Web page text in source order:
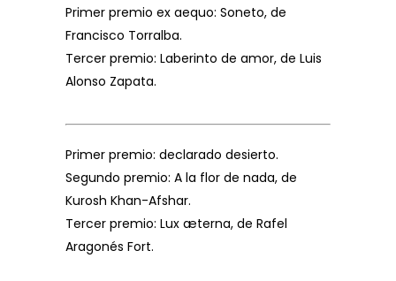
Primer premio ex aequo: Soneto, de
Francisco Torralba.
Tercer premio: Laberinto de amor, de Luis
Alonso Zapata.
Primer premio: declarado desierto.
Segundo premio: A la flor de nada, de
Kurosh Khan-Afshar.
Tercer premio: Lux æterna, de Rafel
Aragonés Fort.